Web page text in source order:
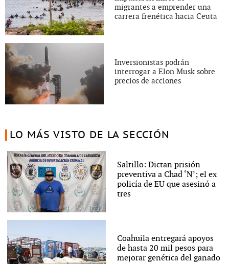
migrantes a emprender una
carrera frenética hacia Ceuta
Inversionistas podrán
interrogar a Elon Musk sobre
precios de acciones
LO MÁS VISTO DE LA SECCIÓN
Saltillo: Dictan prisión
preventiva a Chad ‘N’; el ex
policía de EU que asesinó a
tres
Coahuila entregará apoyos
de hasta 20 mil pesos para
mejorar genética del ganado